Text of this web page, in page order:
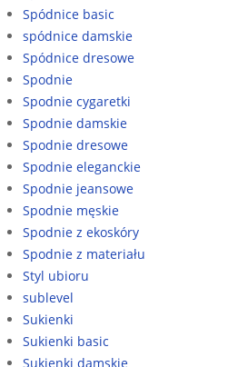
Spódnice basic
spódnice damskie
Spódnice dresowe
Spodnie
Spodnie cygaretki
Spodnie damskie
Spodnie dresowe
Spodnie eleganckie
Spodnie jeansowe
Spodnie męskie
Spodnie z ekoskóry
Spodnie z materiału
Styl ubioru
sublevel
Sukienki
Sukienki basic
Sukienki damskie